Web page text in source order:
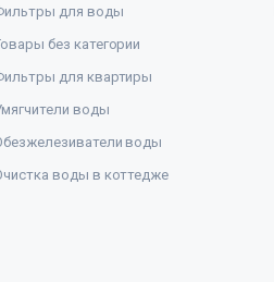
для воды
без категории
для квартиры
воды
воды
воды в коттедже